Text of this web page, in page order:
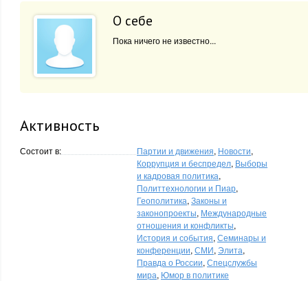
О себе
Пока ничего не известно...
Активность
Состоит в: Партии и движения, Новости,
Коррупция и беспредел, Выборы
и кадровая политика,
Политтехнологии и Пиар,
Геополитика, Законы и
законопроекты, Международные
отношения и конфликты,
История и события, Семинары и
конференции, СМИ, Элита,
Правда о России, Спецслужбы
мира, Юмор в политике